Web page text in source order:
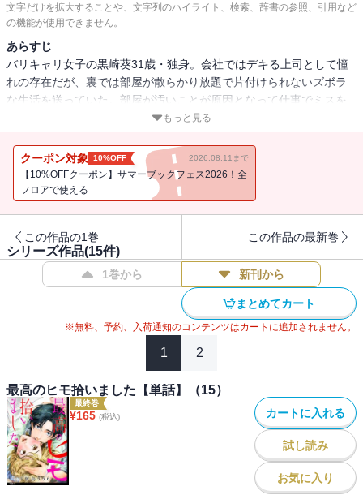
文字だけを拡大することや、文字列のハイライト、検索、辞書の参照、引用など
の機能が使用できません。
あらすじ
バリキャリ女子の黒崎葵31歳・独身。会社ではデキる上司として憧
れの存在だが、裏では部屋が散らかり放題で片付けられないズボラ
な生活を送っていた。部屋が汚いことが原因となって仕事でミスを
してしまう。1人でヤケ酒をしていたら見知らぬ男から声を掛けられ
してくれていた。二日酔いの頭を起こして思い出そうとするがさっ
ぱり。このイケメンどこかで見た事あるような…。
もっと見る
クーポン対象 10%OFF 2026.08.11まで
【10%OFFクーポン】サマーブックフェス2026！全
フロアで使える
この作品の1巻 この作品の最新巻
シリーズ作品(15件)
1巻から 新刊から
まとめてカート
※無料、予約、入荷通知のコンテンツはカートに追加されません。
1 2
最高のヒモ拾いました【単話】（15）
最終巻
¥165 (税込) カートに入れる
試し読み
お気に入り